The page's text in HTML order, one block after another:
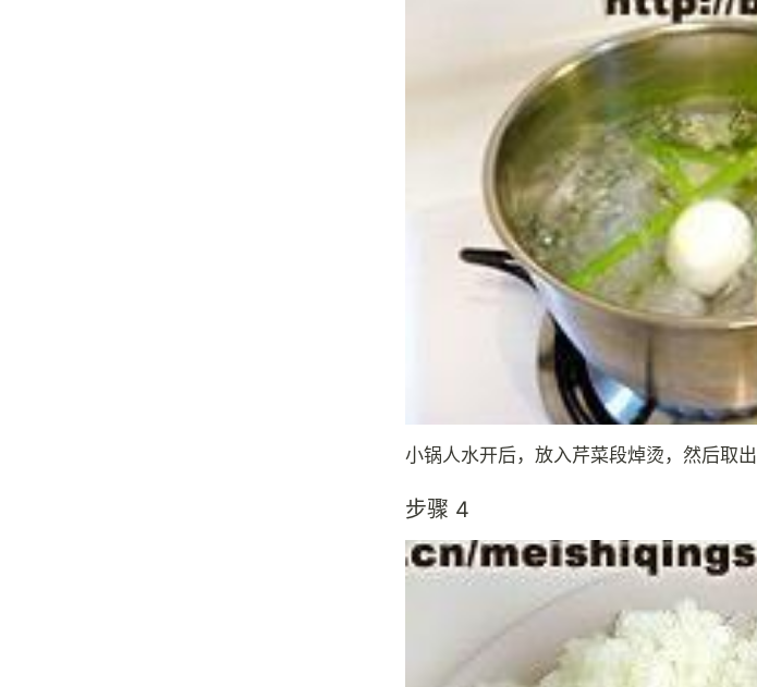
小锅人水开后，放入芹菜段焯烫，然后取出
步骤 4